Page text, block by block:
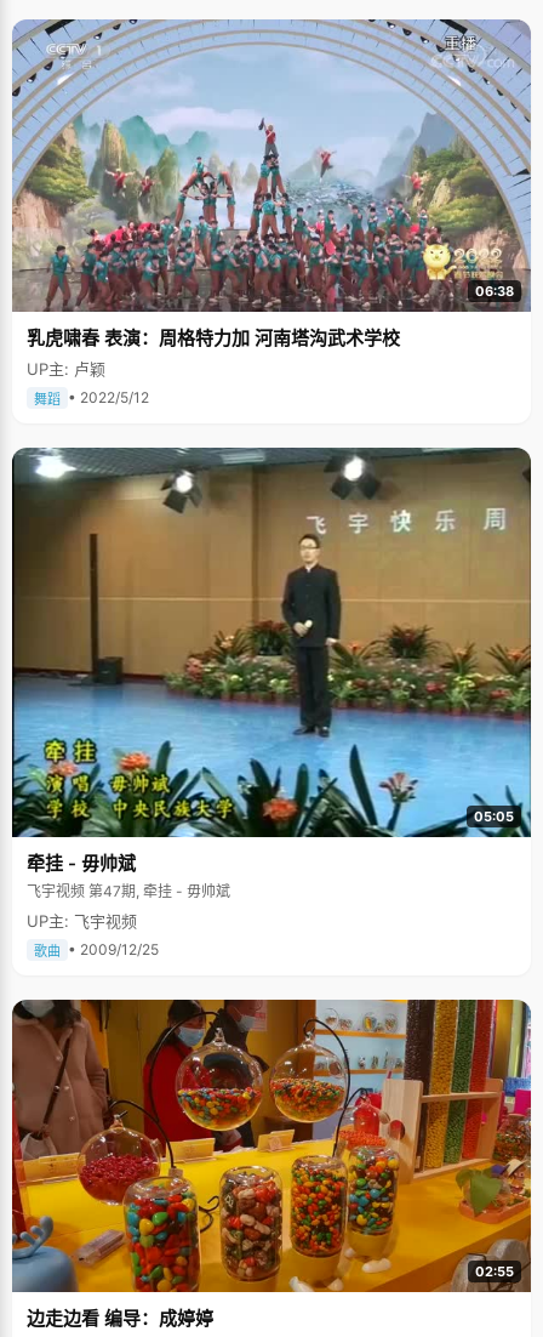
06:38
乳虎啸春 表演：周格特力加 河南塔沟武术学校
UP主: 卢颖
舞蹈 • 2022/5/12
05:05
牵挂 - 毋帅斌
飞宇视频 第47期, 牵挂 - 毋帅斌
UP主: 飞宇视频
歌曲 • 2009/12/25
02:55
边走边看 编导：成婷婷